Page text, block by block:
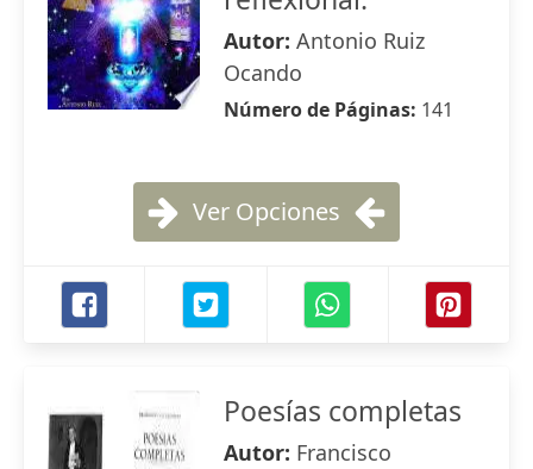
Autor: Antonio Ruiz
Ocando
Número de Páginas: 141
Ver Opciones
Poesías completas
Autor: Francisco